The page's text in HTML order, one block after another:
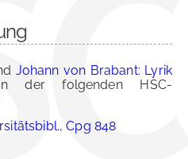
Johann von Brabant: Lyrik
der folgenden HSC-
Cpg 848